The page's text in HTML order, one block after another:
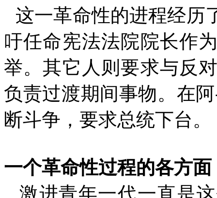
这一革命性的进程经历
吁任命宪法法院院长作
举。其它人则要求与反
负责过渡期间事物。在阿
断斗争，要求总统下台。
一个革命性过程的各方面
激进青年一代一直是